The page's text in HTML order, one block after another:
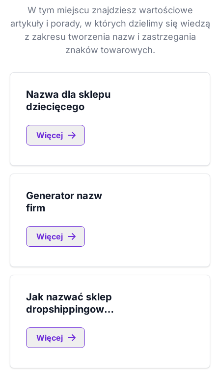
W tym miejscu znajdziesz wartościowe
artykuły i porady, w których dzielimy się wiedzą
z zakresu tworzenia nazw i zastrzegania
znaków towarowych.
Nazwa dla sklepu
dziecięcego
Więcej
Generator nazw
firm
Więcej
Jak nazwać sklep
dropshippingowy?
Więcej